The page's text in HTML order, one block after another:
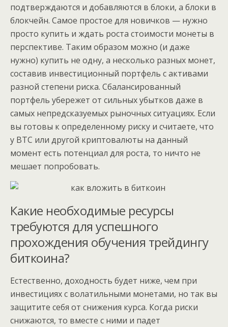
подтверждаются и добавляются в блоки, а блоки в
блокчейн. Самое простое для новичков — нужно
просто купить и ждать роста стоимости монеты в
перспективе. Таким образом можно (и даже
нужно) купить не одну, а несколько разных монет,
составив инвестиционный портфель с активами
разной степени риска. Сбалансированный
портфель убережет от сильных убытков даже в
самых непредсказуемых рыночных ситуациях. Если
вы готовы к определенному риску и считаете, что
у BTC или другой криптовалюты на данный
момент есть потенциал для роста, то ничто не
мешает попробовать.
Какие необходимые ресурсы
требуются для успешного
прохождения обучения трейдингу
биткоина?
Естественно, доходность будет ниже, чем при
инвестициях с волатильными монетами, но так вы
защитите себя от снижения курса. Когда риски
снижаются, то вместе с ними и падет